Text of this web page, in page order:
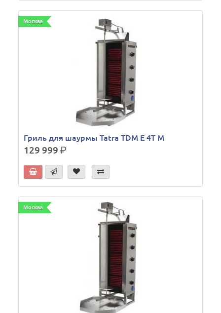
Москва
Гриль для шаурмы Tatra TDM E 4T M
129 999р.
Москва